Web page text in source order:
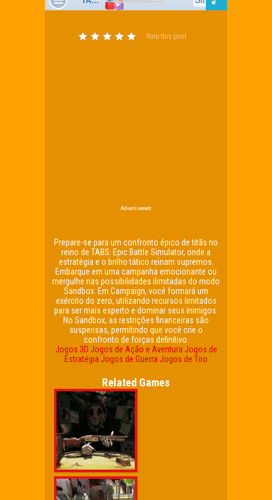
Rate this post
Advertisement
Prepare-se para um confronto épico de titãs no
reino de TABS: Epic Battle Simulator, onde a
estratégia e o brilho tático reinam supremos.
Embarque em uma campanha emocionante ou
mergulhe nas possibilidades ilimitadas do modo
Sandbox. Em Campaign, você formará um
exército do zero, utilizando recursos limitados
para ser mais esperto e dominar seus inimigos.
No Sandbox, as restrições financeiras são
suspensas, permitindo que você crie o
confronto de forças definitivo.
Jogos 3D Jogos de Ação e Aventura Jogos de
Estratégia Jogos de Guerra Jogos de Tiro
Related Games